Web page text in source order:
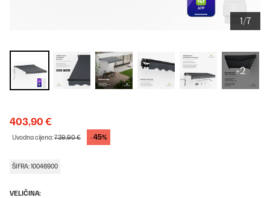
1/7
+2
403,90 €
Uvodna cijena:739,90 € -45%
ŠIFRA: 10046900
VELIČINA: